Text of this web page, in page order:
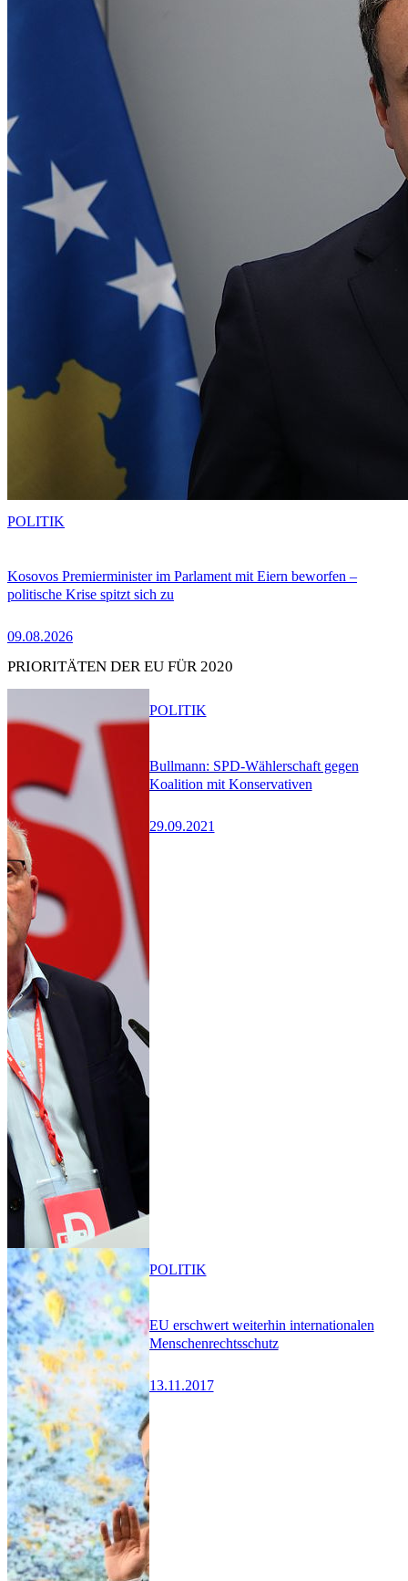
Kosovos Premierminister im Parlament mit Eiern beworfen –
politische Krise spitzt sich zu
09.08.2026
POLITIK
PRIORITÄTEN DER EU FÜR 2020
Bullmann: SPD-Wählerschaft gegen
Koalition mit Konservativen
29.09.2021
POLITIK
EU erschwert weiterhin internationalen
Menschenrechtsschutz
13.11.2017
POLITIK